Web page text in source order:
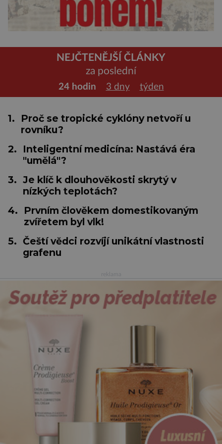
NEJČTENĚJŠÍ ČLÁNKY
za poslední
24 hodin 3 dny týden
1.
Proč se tropické cyklóny netvoří u
rovníku?
2.
Inteligentní medicína: Nastává éra
"umělá"?
3. Je klíč k dlouhověkosti skrytý v
nízkých teplotách?
4.
Prvním člověkem domestikovaným
zvířetem byl vlk!
5. Čeští vědci rozvíjí unikátní vlastnosti
grafenu